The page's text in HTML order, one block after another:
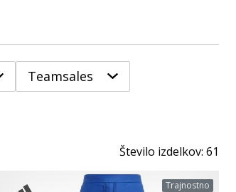
Teamsales
Število izdelkov: 61
Trajnostno